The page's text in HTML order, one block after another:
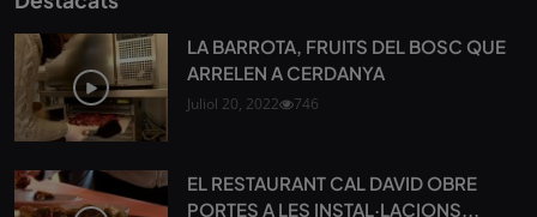
LA BARROTA, FRUITS DEL BOSC QUE
ARRELEN A CERDANYA
Juliol 20, 2022 746
EL RESTAURANT CAL DAVID OBRE
PORTES A LES INSTAL·LACIONS...